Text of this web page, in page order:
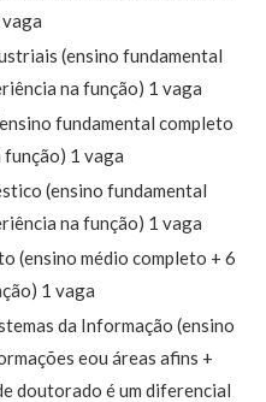
(ensino fundamental
na função) 1 vaga
fundamental completo
função) 1 vaga
(ensino fundamental
na função) 1 vaga
(ensino médio completo + 6
1 vaga
da Informação (ensino
eou áreas afins +
doutorado é um diferencial